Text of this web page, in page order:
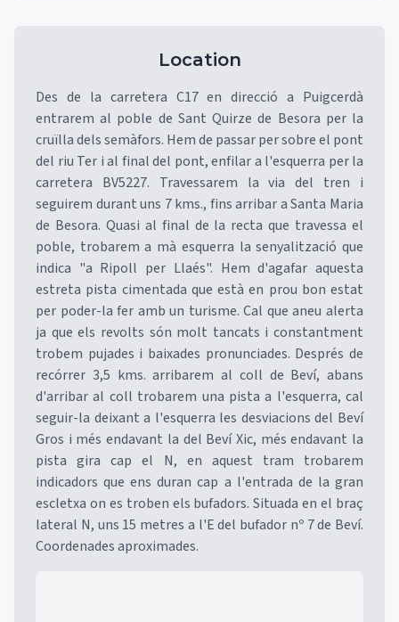
Location
Des de la carretera C17 en direcció a Puigcerdà
entrarem al poble de Sant Quirze de Besora per la
cruïlla dels semàfors. Hem de passar per sobre el pont
del riu Ter i al final del pont, enfilar a l'esquerra per la
carretera BV5227. Travessarem la via del tren i
seguirem durant uns 7 kms., fins arribar a Santa Maria
de Besora. Quasi al final de la recta que travessa el
poble, trobarem a mà esquerra la senyalització que
indica "a Ripoll per Llaés". Hem d'agafar aquesta
estreta pista cimentada que està en prou bon estat
per poder-la fer amb un turisme. Cal que aneu alerta
ja que els revolts són molt tancats i constantment
trobem pujades i baixades pronunciades. Després de
recórrer 3,5 kms. arribarem al coll de Beví, abans
d'arribar al coll trobarem una pista a l'esquerra, cal
seguir-la deixant a l'esquerra les desviacions del Beví
Gros i més endavant la del Beví Xic, més endavant la
pista gira cap el N, en aquest tram trobarem
indicadors que ens duran cap a l'entrada de la gran
escletxa on es troben els bufadors. Situada en el braç
lateral N, uns 15 metres a l'E del bufador nº 7 de Beví.
Coordenades aproximades.